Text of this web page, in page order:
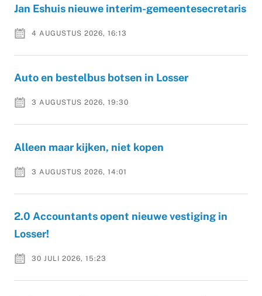
Jan Eshuis nieuwe interim-gemeentesecretaris
4 AUGUSTUS 2026, 16:13
Auto en bestelbus botsen in Losser
3 AUGUSTUS 2026, 19:30
Alleen maar kijken, niet kopen
3 AUGUSTUS 2026, 14:01
2.0 Accountants opent nieuwe vestiging in
Losser!
30 JULI 2026, 15:23